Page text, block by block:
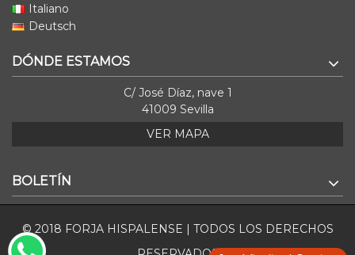
Italiano
Deutsch
DÓNDE ESTAMOS
C/ José Díaz, nave 1
41009 Sevilla
VER MAPA
BOLETÍN
© 2018 FORJA HISPALENSE | TODOS LOS DERECHOS